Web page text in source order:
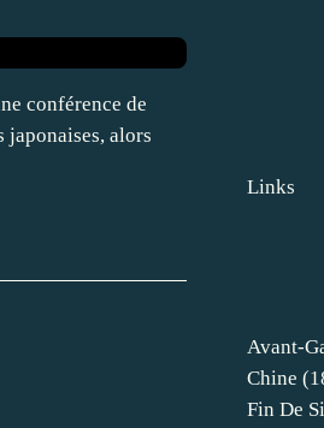
conférence de
japonaises, alors
Avant-
Chine
Fin De
Links